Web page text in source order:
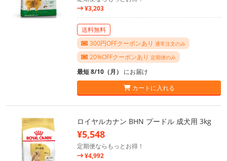
¥3,203
送料無料
300円OFFクーポンあり 通常注文のみ
20%OFFクーポンあり 定期便のみ
最短 8/10（月） にお届け
カートに入れる
ロイヤルカナン BHN プードル 成犬用 3kg
¥5,548
定期便ならもっとお得！
¥4,992